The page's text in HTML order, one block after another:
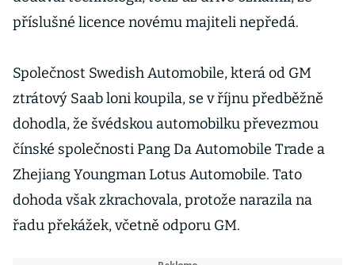
příslušné licence novému majiteli nepředá.
Společnost Swedish Automobile, která od GM
ztrátový Saab loni koupila, se v říjnu předběžně
dohodla, že švédskou automobilku převezmou
čínské společnosti Pang Da Automobile Trade a
Zhejiang Youngman Lotus Automobile. Tato
dohoda však zkrachovala, protože narazila na
řadu překážek, včetně odporu GM.